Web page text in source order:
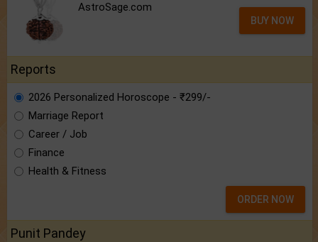
AstroSage.com
BUY NOW
Reports
2026 Personalized Horoscope - ₹299/-
Marriage Report
Career / Job
Finance
Health & Fitness
ORDER NOW
Punit Pandey